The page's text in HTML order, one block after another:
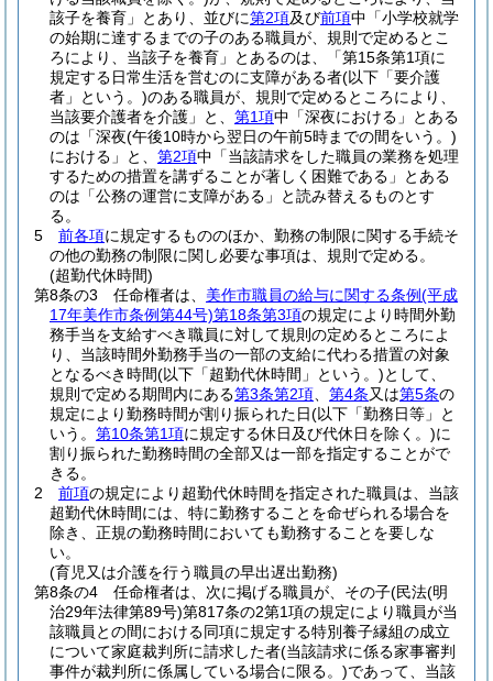
該子を養育」とあり、並びに第2項及び前項中「小学校就学
の始期に達するまでの子のある職員が、規則で定めるとこ
ろにより、当該子を養育」とあるのは、「第15条第1項に
規定する日常生活を営むのに支障がある者(以下「要介護
者」という。)のある職員が、規則で定めるところにより、
当該要介護者を介護」と、 第1項中「深夜における」とある
のは「深夜(午後10時から翌日の午前5時までの間をいう。)
における」と、 第2項中「当該請求をした職員の業務を処理
するための措置を講ずることが著しく困難である」とある
のは「公務の運営に支障がある」と読み替えるものとす
る。
5
前各項に規定するもののほか、勤務の制限に関する手続そ
の他の勤務の制限に関し必要な事項は、規則で定める。
(超勤代休時間)
第8条の3
任命権者は、 美作市職員の給与に関する条例(平成
17年美作市条例第44号)第18条第3項の規定により時間外勤
務手当を支給すべき職員に対して規則の定めるところによ
り、当該時間外勤務手当の一部の支給に代わる措置の対象
となるべき時間(以下「超勤代休時間」という。)として、
規則で定める期間内にある第3条第2項 第4条又は第5条の
規定により勤務時間が割り振られた日(以下「勤務日等」と
いう。 第10条第1項に規定する休日及び代休日を除く。)に
割り振られた勤務時間の全部又は一部を指定することがで
きる。
2
前項の規定により超勤代休時間を指定された職員は、当該
超勤代休時間には、特に勤務することを命ぜられる場合を
除き、正規の勤務時間においても勤務することを要しな
い。
(育児又は介護を行う職員の早出遅出勤務)
第8条の4
任命権者は、次に掲げる職員が、その子(民法(明
治29年法律第89号)第817条の2第1項の規定により職員が当
該職員との間における同項に規定する特別養子縁組の成立
について家庭裁判所に請求した者(当該請求に係る家事審判
事件が裁判所に係属している場合に限る。)であって、当該